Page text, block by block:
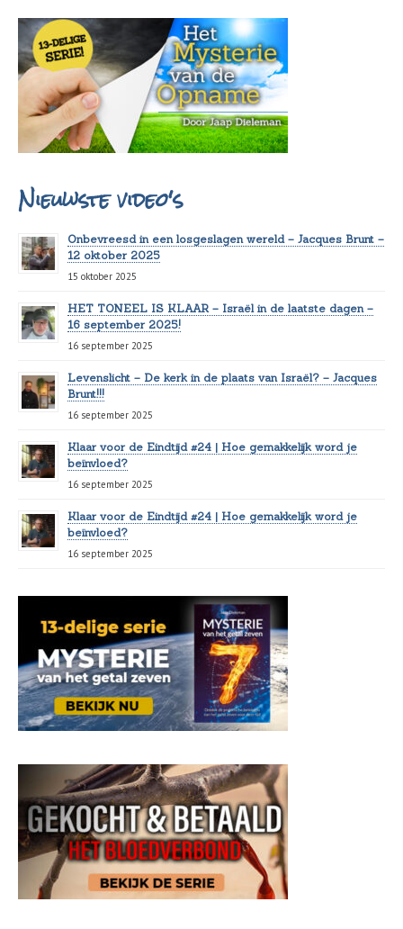
Nieuwste video's
Onbevreesd in een losgeslagen wereld – Jacques Brunt –
12 oktober 2025
15 oktober 2025
HET TONEEL IS KLAAR – Israël in de laatste dagen –
16 september 2025!
16 september 2025
Levenslicht – De kerk in de plaats van Israël? – Jacques
Brunt!!!
16 september 2025
Klaar voor de Eindtijd #24 | Hoe gemakkelijk word je
beïnvloed?
16 september 2025
Klaar voor de Eindtijd #24 | Hoe gemakkelijk word je
beïnvloed?
16 september 2025